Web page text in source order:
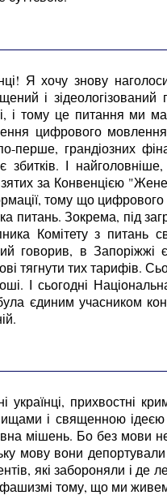
Я хочу знову
і
і тому це питання ми
цифрового
грандіозних
І
за Конвенцією
тому що
питань. Зокрема, під
Комітету з питань
говорив, в
тягнути тих тарифів.
І сьогодні
єдиним учасником
прихвостні
і священною
мішень. Бо без мови
мову вони
які забороняли і де
тому, що ми